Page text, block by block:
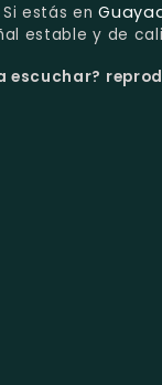
Si estás en
estable y de
escuchar?